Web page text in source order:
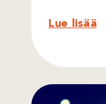
Lue lisää